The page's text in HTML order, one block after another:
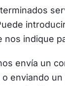
indique
envía un
enviando